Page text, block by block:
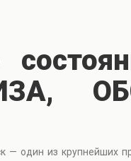
— один из крупнейших